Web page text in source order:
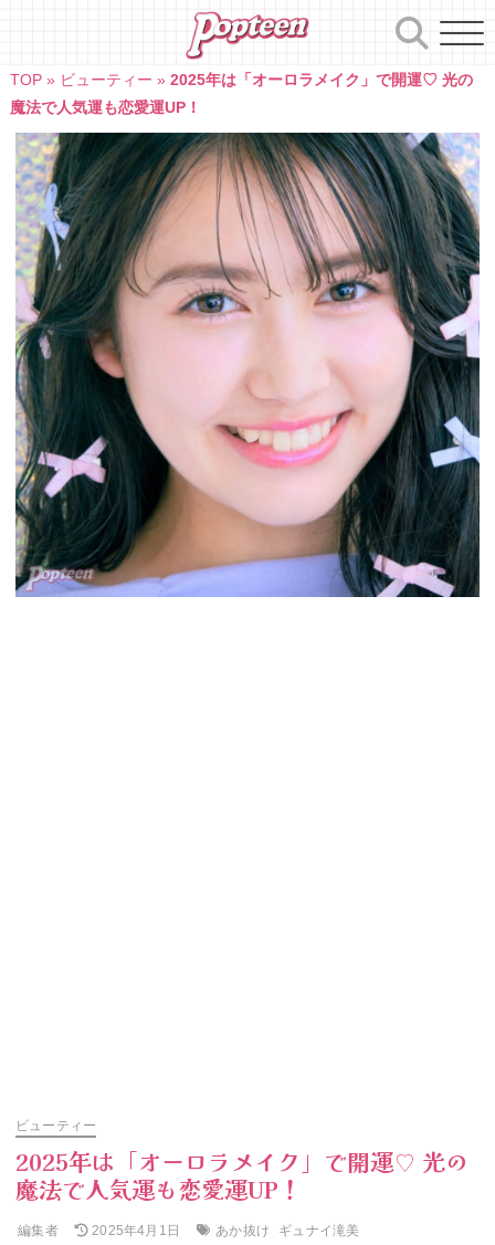
TOP» ビューティー » 2025年は「オーロラメイク」で開運♡ 光の
魔法で人気運も恋愛運UP！
ビューティー
2025年は「オーロラメイク」で開運♡ 光の
魔法で人気運も恋愛運UP！
編集者 2025年4月1日 あか抜け ギュナイ滝美